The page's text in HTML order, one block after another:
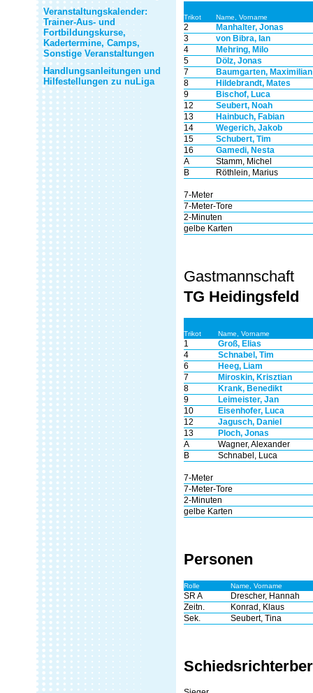
Veranstaltungskalender:
Trainer-Aus- und
Fortbildungskurse,
Kadertermine, Camps,
Sonstige Veranstaltungen
Handlungsanleitungen und
Hilfestellungen zu nuLiga
Trikot Name, Vorname
2
Manhalter, Jonas
3
von Bibra, Ian
4
Mehring, Milo
5
Dölz, Jonas
7
Baumgarten, Maximilian
8
Hildebrandt, Mates
9
Bischof, Luca
12
Seubert, Noah
13
Hainbuch, Fabian
14
Wegerich, Jakob
15
Schubert, Tim
16
Gamedi, Nesta
A
Stamm, Michel
B
Röthlein, Marius
7-Meter
7-Meter-Tore
2-Minuten
gelbe Karten
Gastmannschaft
TG Heidingsfeld
Trikot Name, Vorname
1
Groß, Elias
4
Schnabel, Tim
6
Heeg, Liam
7
Miroskin, Krisztian
8
Krank, Benedikt
9
Leimeister, Jan
10
Eisenhofer, Luca
12
Jagusch, Daniel
13
Ploch, Jonas
A
Wagner, Alexander
B
Schnabel, Luca
7-Meter
7-Meter-Tore
2-Minuten
gelbe Karten
Personen
Rolle Name, Vorname
SR A
Drescher, Hannah
Zeitn.
Konrad, Klaus
Sek.
Seubert, Tina